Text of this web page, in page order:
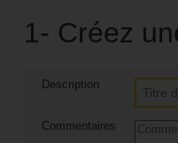
1- Créez
Description
Commentaires